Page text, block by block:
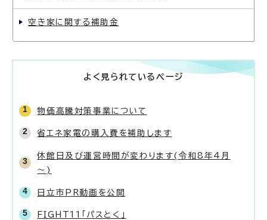
空き家に関する補助金
よく見られているページ
物価高騰対策事業について
省エネ家電の購入費を補助します
休館日及び運営時間が変わります(令和8年4月
～)
日立市PR動画を公開
FIGHT11「パスとく」